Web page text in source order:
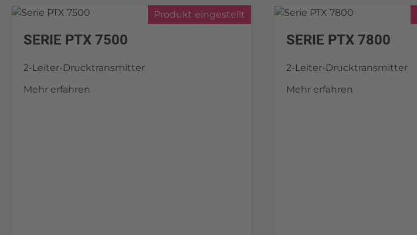
Produkt eingestellt
SERIE PTX 7500
2-Leiter-Drucktransmitter
Mehr erfahren
SERIE PTX 7800
2-Leiter-Drucktransmitter
Mehr erfahren